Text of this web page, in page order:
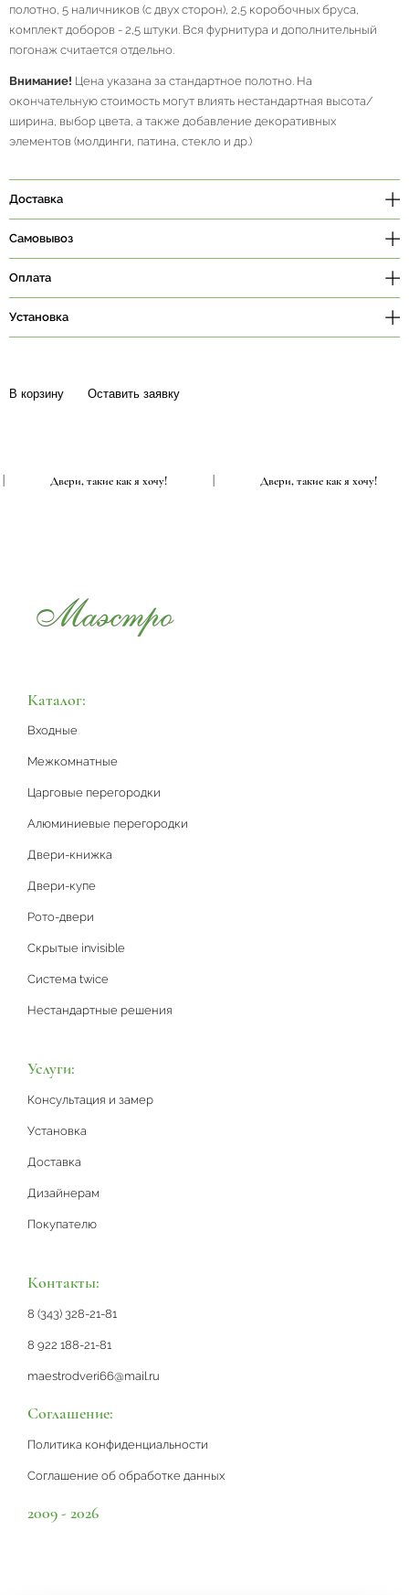
полотно, 5 наличников (с двух сторон), 2,5 коробочных бруса,
комплект доборов - 2,5 штуки. Вся фурнитура и дополнительный
погонаж считается отдельно.
Внимание! Цена указана за стандартное полотно. На
окончательную стоимость могут влиять нестандартная высота/
ширина, выбор цвета, а также добавление декоративных
элементов (молдинги, патина, стекло и др.)
Доставка
Самовывоз
Оплата
Установка
В корзину Оставить заявку
Двери, такие как я хочу! Двери, такие как я хочу!
Каталог:
Входные
Межкомнатные
Царговые перегородки
Алюминиевые перегородки
Двери-книжка
Двери-купе
Рото-двери
Скрытые invisible
Система twice
Нестандартные решения
Услуги:
Консультация и замер
Установка
Доставка
Дизайнерам
Покупателю
Контакты:
8 (343) 328-21-81
8 922 188-21-81
maestrodveri66@mail.ru
Соглашение:
Политика конфиденциальности
Соглашение об обработке данных
2009 - 2026